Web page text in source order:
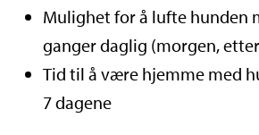
Mulighet for å lufte hunden
ganger daglig (morgen,
Tid til å være hjemme med
7 dagene